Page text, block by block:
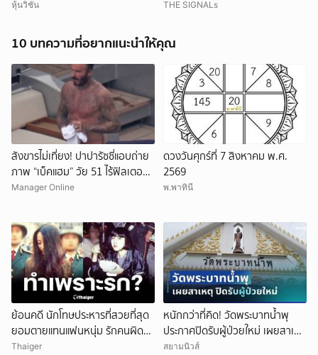
หุ้นวิชั่น Tech ในเวลานี้
THE SIGNALs
10 บทความที่อยากแนะนำให้คุณ
สังขารไม่เที่ยง! ปาปารัซซี่แอบถ่าย
ภาพ “เบ็คแฮม” วัย 51 ไร้ฟิลเตอร์
เผยให้เห็นผมบาง-ศีรษะล้าน
Manager Online
ดวงวันศุกร์ที่ 7 สิงหาคม พ.ศ.
2569
พ.พาทินี
ย้อนคดี นักโทษประหารที่สวยที่สุด
ยอมตายแทนแฟนหนุ่ม รักคนผิด
ชีวิตดิ่งเหว
Thaiger
หนักกว่าที่คิด! วัดพระบาทน้ำพุ
ประกาศปิดรับผู้ป่วยใหม่ เผยสาเหตุ
สุดสะเทือนใจ
สยามนิวส์